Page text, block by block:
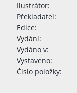
Ilustrátor:
Překladatel:
Edice:
Vydání:
Vydáno v:
Vystaveno:
Číslo položky: